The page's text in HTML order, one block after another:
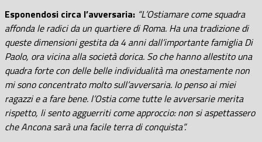
Esponendosi circa l’avversaria: “L’Ostiamare come squadra
affonda le radici da un quartiere di Roma. Ha una tradizione di
queste dimensioni gestita da 4 anni dall’importante famiglia Di
Paolo, ora vicina alla società dorica. So che hanno allestito una
quadra forte con delle belle individualità ma onestamente non
mi sono concentrato molto sull’avversaria. Io penso ai miei
ragazzi e a fare bene. l’Ostia come tutte le avversarie merita
rispetto, li sento agguerriti come approccio: non si aspettassero
che Ancona sarà una facile terra di conquista”.